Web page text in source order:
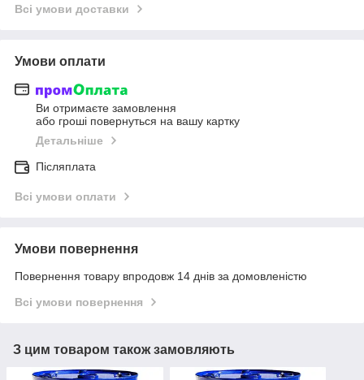
Всі умови доставки
Умови оплати
Ви отримаєте замовлення
або гроші повернуться на вашу картку
Детальніше
Післяплата
Всі умови оплати
Умови повернення
Повернення товару впродовж 14 днів за домовленістю
Всі умови повернення
З цим товаром також замовляють